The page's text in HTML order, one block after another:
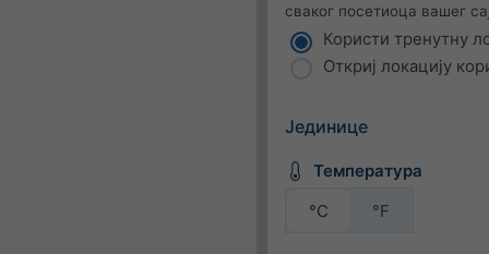
сваког посетиоца вашег
Користи тренутну
Откриј локацију
Јединице
Температура
°C
°F